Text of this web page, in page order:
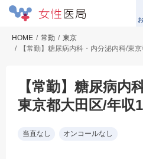
HOME 常勤
東京
【常勤】糖尿病内科・内分泌内科/東
【常勤】糖尿病内
東京都大田区/年収
当直なし オンコールなし